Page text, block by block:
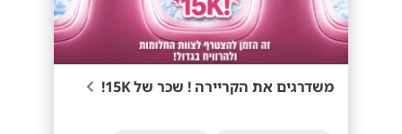
משדרגים את הקריירה ! שכר של 15K!